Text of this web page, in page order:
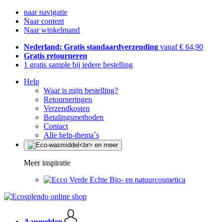
naar navigatie
Naar content
Naar winkelmand
Nederland: Gratis standaardverzending vanaf € 64,90
Gratis retourneren
1 gratis sample bij iedere bestelling
Help
Waar is mijn bestelling?
Retourneringen
Verzendkosten
Betalingsmethoden
Contact
Alle help-thema`s
Meer inspiratie
Echte Bio- en natuurcosmetica